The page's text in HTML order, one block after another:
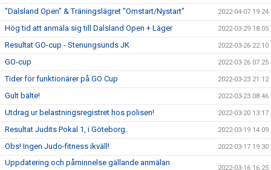
"Dalsland Open" & Träningslägret "Omstart/Nystart" 2022-04-07 19:24
Hög tid att anmäla sig till Dalsland Open + Läger 2022-03-29 18:05
Resultat GO-cup - Stenungsunds JK 2022-03-26 22:10
GO-cup 2022-03-26 07:25
Tider för funktionärer på GO Cup 2022-03-23 21:12
Gult bälte! 2022-03-23 08:46
Utdrag ur belastningsregistret hos polisen! 2022-03-20 13:17
Resultat Judits Pokal 1, i Göteborg. 2022-03-19 14:09
Obs! Ingen Judo-fitness ikväll! 2022-03-17 19:30
Uppdatering och påminnelse gällande anmälan
2022-03-16 16:25